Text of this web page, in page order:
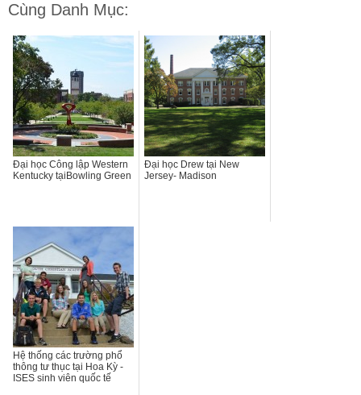
Cùng Danh Mục:
Đại học Công lập Western
Kentucky tạiBowling Green
Đại học Drew tại New
Jersey- Madison
Hệ thống các trường phổ
thông tư thục tại Hoa Kỳ -
ISES sinh viên quốc tế